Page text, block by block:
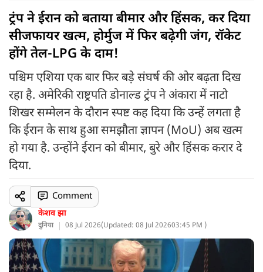
ट्रंप ने ईरान को बताया बीमार और हिंसक, कर दिया
सीजफायर खत्म, होर्मुज में फिर बढ़ेगी जंग, रॉकेट
होंगे तेल-LPG के दाम!
पश्चिम एशिया एक बार फिर बड़े संघर्ष की ओर बढ़ता दिख
रहा है. अमेरिकी राष्ट्रपति डोनाल्ड ट्रंप ने अंकारा में नाटो
शिखर सम्मेलन के दौरान स्पष्ट कह दिया कि उन्हें लगता है
कि ईरान के साथ हुआ समझौता ज्ञापन (MoU) अब खत्म
हो गया है. उन्होंने ईरान को बीमार, बुरे और हिंसक करार दे
दिया.
केशव झा
दुनिया 08 Jul 2026(Updated: 08 Jul 202603:45 PM )
Comment